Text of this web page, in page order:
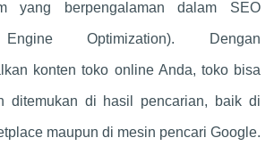
yang berpengalaman dalam SEO
Optimization). Dengan
konten toko online Anda, toko bisa
ditemukan di hasil pencarian, baik di
maupun di mesin pencari Google.